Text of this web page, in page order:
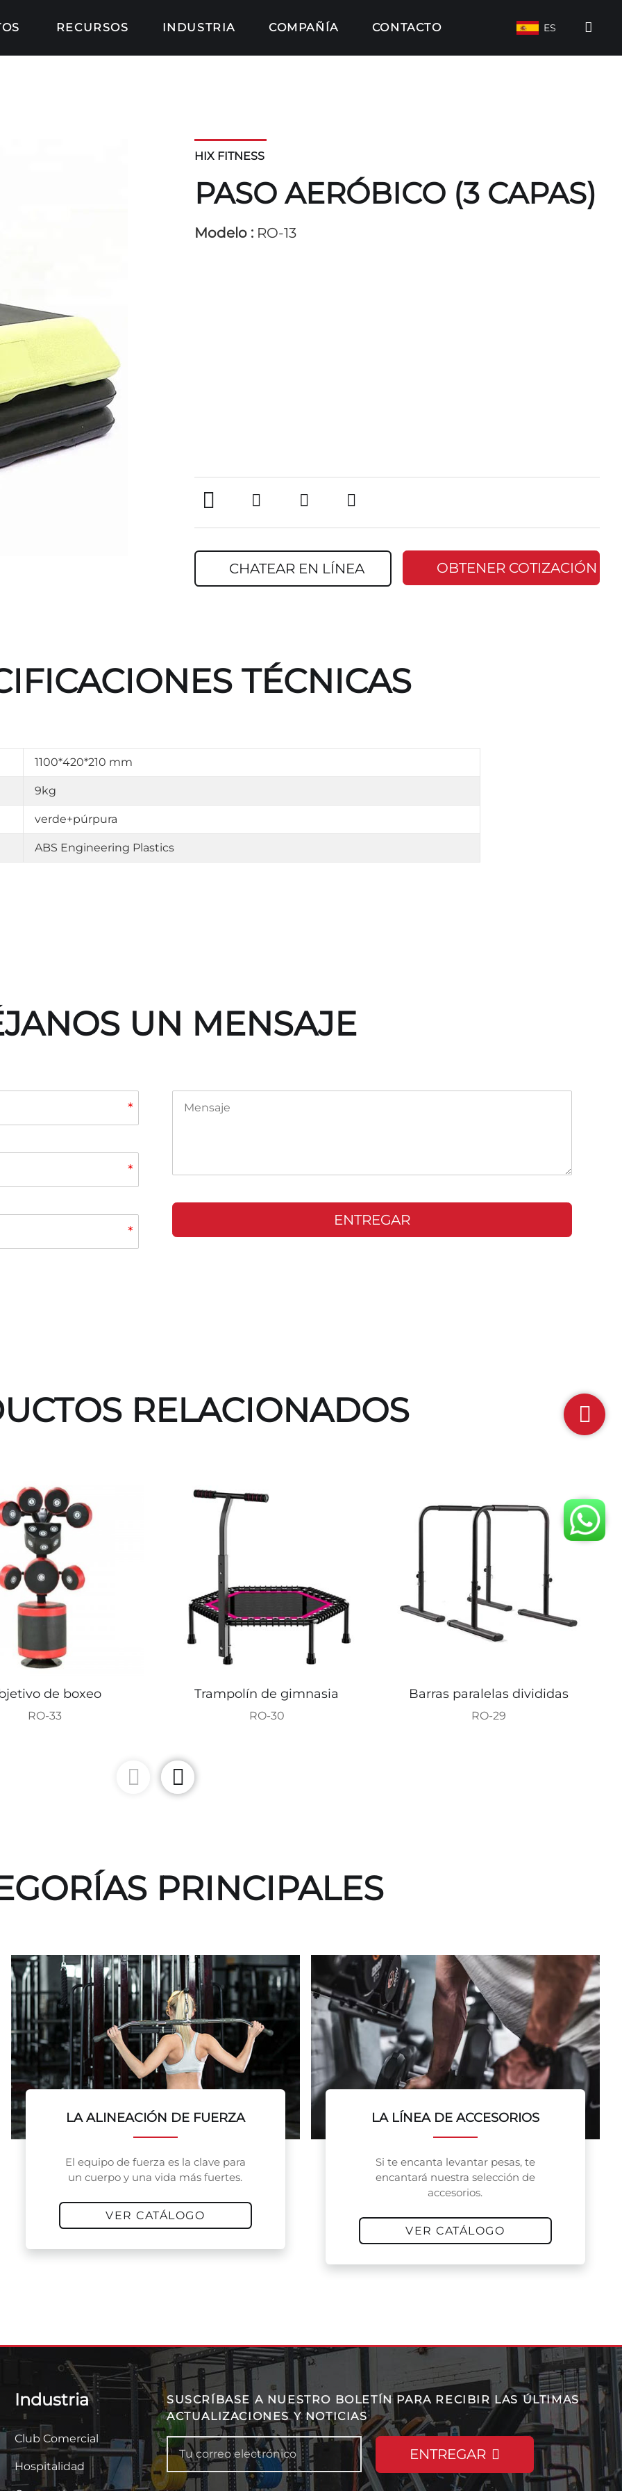
RECURSOS INDUSTRIA COMPAÑÍA CONTACTO ES
HIX FITNESS
PASO AERÓBICO (3 CAPAS)
Modelo : RO-13
CHATEAR EN LÍNEA OBTENER COTIZACIÓN
TÉCNICAS
1100*420*210 mm
9kg
verde+púrpura
ABS Engineering Plastics
UN MENSAJE
*
*
*
ENTREGAR
RELACIONADOS
de boxeo
RO-33
Trampolín de gimnasia
RO-30
Barras paralelas divididas
RO-29
PRINCIPALES
LA ALINEACIÓN DE FUERZA
El equipo de fuerza es la clave para
un cuerpo y una vida más fuertes.
VER CATÁLOGO
LA LÍNEA DE ACCESORIOS
Si te encanta levantar pesas, te
encantará nuestra selección de
accesorios.
VER CATÁLOGO
Industria
Club Comercial
Hospitalidad
SUSCRÍBASE A NUESTRO BOLETÍN PARA RECIBIR LAS ÚLTIMAS
ACTUALIZACIONES Y NOTICIAS
ENTREGAR